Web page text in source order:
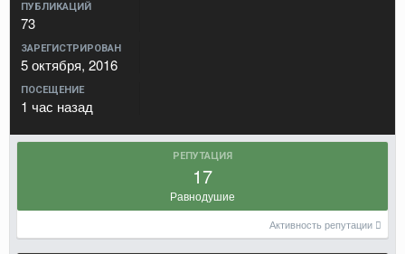
ПУБЛИКАЦИЙ
73
ЗАРЕГИСТРИРОВАН
5 октября, 2016
ПОСЕЩЕНИЕ
1 час назад
РЕПУТАЦИЯ
17
Равнодушие
Активность репутации